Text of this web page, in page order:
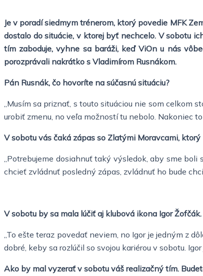
Je v poradí siedmym trénerom, ktorý povedie MFK
dostalo do situácie, v ktorej byť nechcelo. V sobotu
tím zaboduje, vyhne sa baráži, keď ViOn u nás
porozprávali nakrátko s Vladimírom Rusnákom.
Pán Rusnák, čo hovoríte na súčasnú situáciu?
„Musím sa priznať, s touto situáciou nie som celkom
urobiť zmenu, no veľa možností tu nebolo. Nakoniec
V sobotu vás čaká zápas so Zlatými Moravcami,
„Potrebujeme dosiahnuť taký výsledok, aby sme
chcieť zvládnuť posledný zápas, zvládnuť ho bude
V sobotu by sa mala lúčiť aj klubová ikona Igor
„To ešte teraz povedať neviem, no Igor je jedným z
dobré, keby sa rozlúčil so svojou kariérou v sobotu.
Ako by mal vyzerať v sobotu váš realizačný tím.